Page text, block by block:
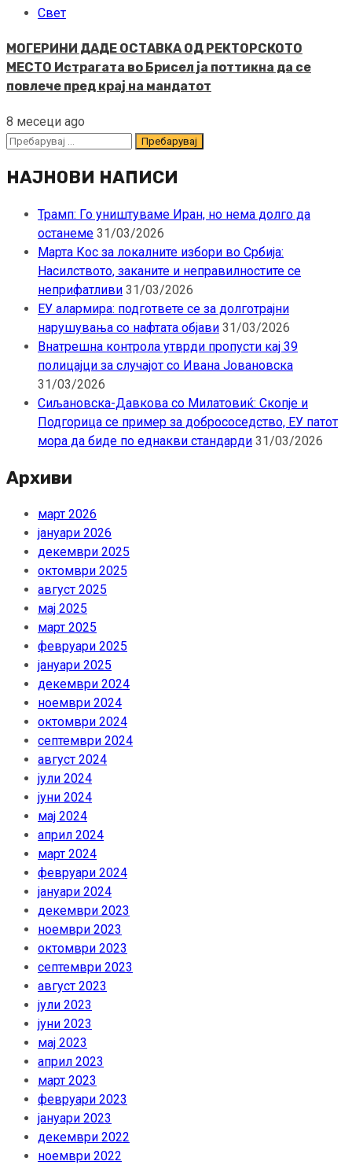
Свет
МОГЕРИНИ ДАДЕ ОСТАВКА ОД РЕКТОРСКОТО
МЕСТО Истрагата во Брисел ја поттикна да се
повлече пред крај на мандатот
8 месеци ago
Пребарувај
НАЈНОВИ НАПИСИ
Трамп: Го уништуваме Иран, но нема долго да
останеме 31/03/2026
Марта Кос за локалните избори во Србија:
Насилството, заканите и неправилностите се
неприфатливи 31/03/2026
ЕУ алармира: подгответе се за долготрајни
нарушувања со нафтата објави 31/03/2026
Внатрешна контрола утврди пропусти кај 39
полицајци за случајот со Ивана Јовановска
31/03/2026
Сиљановска-Давкова со Милатовиќ: Скопје и
Подгорица се пример за добрососедство, ЕУ патот
мора да биде по еднакви стандарди 31/03/2026
Архиви
март 2026
јануари 2026
декември 2025
октомври 2025
август 2025
мај 2025
март 2025
февруари 2025
јануари 2025
декември 2024
ноември 2024
октомври 2024
септември 2024
август 2024
јули 2024
јуни 2024
мај 2024
април 2024
март 2024
февруари 2024
јануари 2024
декември 2023
ноември 2023
октомври 2023
септември 2023
август 2023
јули 2023
јуни 2023
мај 2023
април 2023
март 2023
февруари 2023
јануари 2023
декември 2022
ноември 2022